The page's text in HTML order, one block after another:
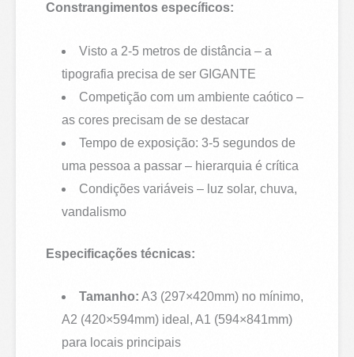
Constrangimentos específicos:
Visto a 2-5 metros de distância – a
tipografia precisa de ser GIGANTE
Competição com um ambiente caótico –
as cores precisam de se destacar
Tempo de exposição: 3-5 segundos de
uma pessoa a passar – hierarquia é crítica
Condições variáveis – luz solar, chuva,
vandalismo
Especificações técnicas:
Tamanho: A3 (297×420mm) no mínimo,
A2 (420×594mm) ideal, A1 (594×841mm)
para locais principais